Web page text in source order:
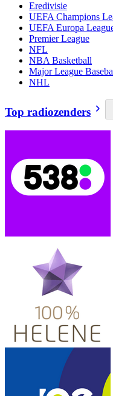
Eredivisie
UEFA Champions
UEFA Europa
Premier League
NFL
NBA Basketball
Major League
NHL
Top radiozenders